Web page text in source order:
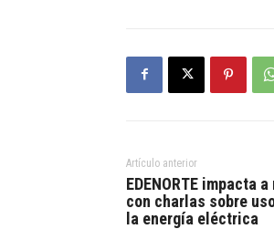
Artículo anterior
EDENORTE impacta
con charlas sobre
la energía eléctrica